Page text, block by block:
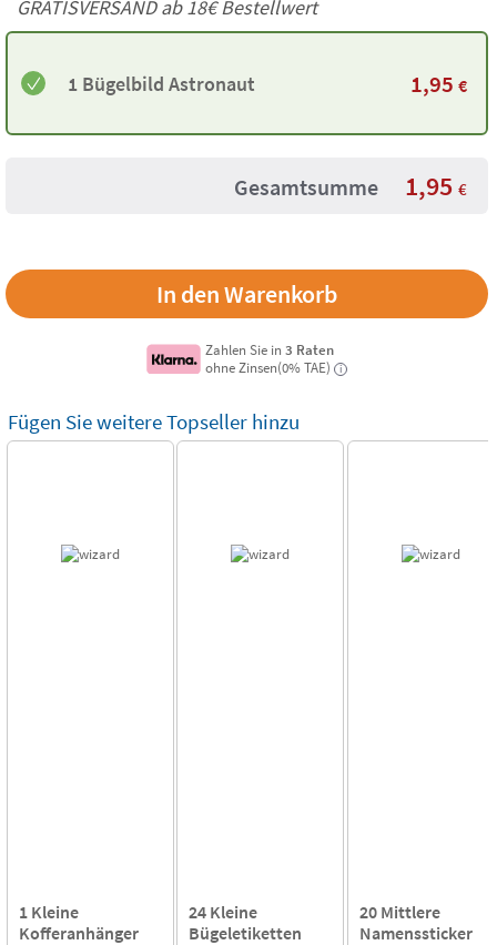
GRATISVERSAND ab18€Bestellwert
1 Bügelbild Astronaut 1,95 €
Gesamtsumme 1,95 €
Zahlen Sie in3 Raten
ohne Zinsen(0% TAE)
i
Fügen Sie weitere Topseller hinzu
1 Kleine
Kofferanhänger
24 Kleine
Bügeletiketten
20 Mittlere
Namenssticker